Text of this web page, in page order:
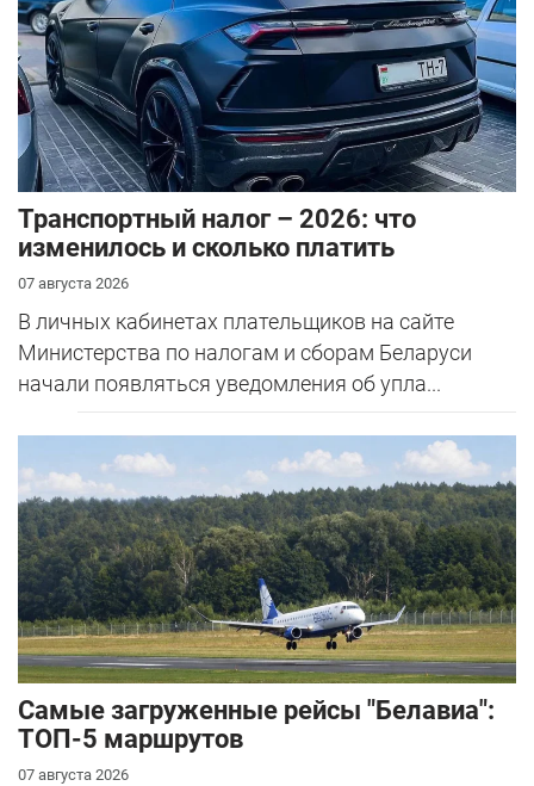
Транспортный налог – 2026: что
изменилось и сколько платить
07 августа 2026
В личных кабинетах плательщиков на сайте
Министерства по налогам и сборам Беларуси
начали появляться уведомления об упла...
Самые загруженные рейсы "Белавиа":
ТОП-5 маршрутов
07 августа 2026